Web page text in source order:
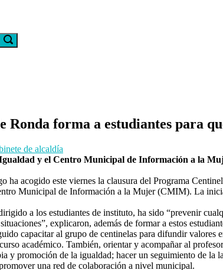
Search
Ronda forma a estudiantes para
de alcaldía
y el Centro Municipal de Información a la
ha acogido este viernes la clausura del Programa
Municipal de Información a la Mujer (CMIM). La
a los estudiantes de instituto, ha sido “prevenir
explicaron, además de formar a estos
capacitar al grupo de centinelas para difundir
académico. También, orientar y acompañar al
y promoción de la igualdad; hacer un seguimiento de la
una red de colaboración a nivel municipal.